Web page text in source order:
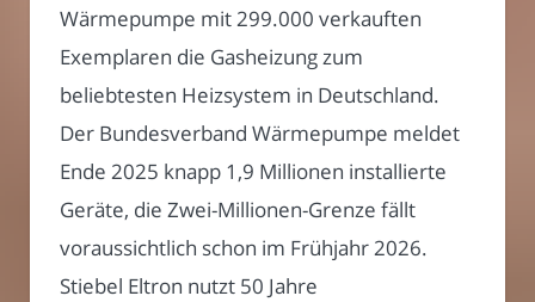
Wärmepumpe mit 299.000 verkauften
Exemplaren die Gasheizung zum
beliebtesten Heizsystem in Deutschland.
Der Bundesverband Wärmepumpe meldet
Ende 2025 knapp 1,9 Millionen installierte
Geräte, die Zwei-Millionen-Grenze fällt
voraussichtlich schon im Frühjahr 2026.
Stiebel Eltron nutzt 50 Jahre